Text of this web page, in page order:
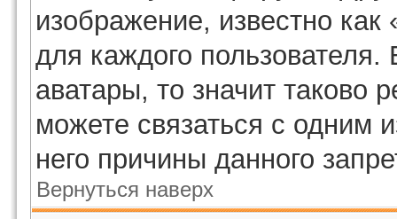
изображение, известно
для каждого
аватары, то значит
можете связаться с одним
него причины данного
Вернуться наверх